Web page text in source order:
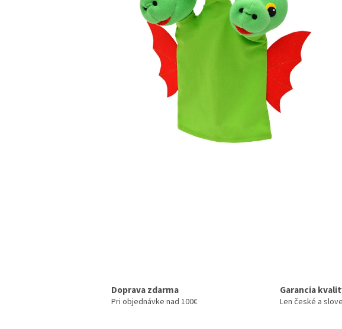
Doprava zdarma
Pri objednávke nad 100€
Garancia
Len české a